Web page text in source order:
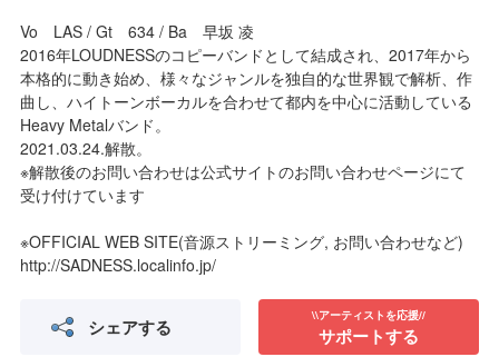
Vo LAS / Gt 634 / Ba 早坂 凌
2016年LOUDNESSのコピーバンドとして結成され、2017年から
本格的に動き始め、様々なジャンルを独自的な世界観で解析、作
曲し、ハイトーンボーカルを合わせて都内を中心に活動している
Heavy Metalバンド。
2021.03.24.解散。
※解散後のお問い合わせは公式サイトのお問い合わせページにて
受け付けています
※OFFICIAL WEB SITE(音源ストリーミング, お問い合わせなど)
http://SADNESS.localinfo.jp/
シェアする \\アーティストを応援//
サポートする